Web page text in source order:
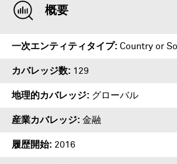
概要
一次エンティティタイプ Country or
カバレッジ数 129
地理的カバレッジ グローバル
産業カバレッジ 金融
履歴開始 2016